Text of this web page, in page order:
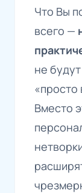
Что Вы
всего —
не
«просто
Вместо